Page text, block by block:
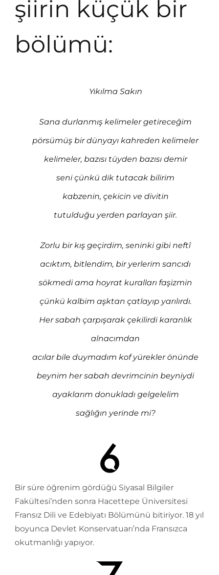
şiirin küçük bir
bölümü:
Yıkılma Sakın
Sana durlanmış kelimeler getireceğim
pörsümüş bir dünyayı kahreden kelimeler
kelimeler, bazısı tüyden bazısı demir
seni çünkü dik tutacak bilirim
kabzenin, çekicin ve divitin
tutulduğu yerden parlayan şiir.
Zorlu bir kış geçirdim, seninki gibi neftî
acıktım, bitlendim, bir yerlerim sancıdı
sökmedi ama hoyrat kuralları faşizmin
çünkü kalbim aşktan çatlayıp yarılırdı.
Her sabah çarpışarak çekilirdi karanlık
alnacımdan
acılar bile duymadım kof yürekler önünde
beynim her sabah devrimcinin beyniydi
ayaklarım donukladı gelgelelim
sağlığın yerinde mi?
Bir süre öğrenim gördüğü Siyasal Bilgiler
Fakültesi’nden sonra Hacettepe Üniversitesi
Fransız Dili ve Edebiyatı Bölümünü bitiriyor. 18 yıl
boyunca Devlet Konservatuarı’nda Fransızca
okutmanlığı yapıyor.